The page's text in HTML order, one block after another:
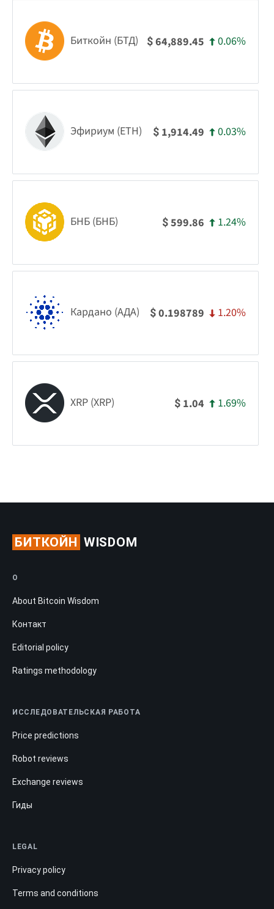
Биткойн (БТД) $64,889.45 0.06%
Эфириум (ETH) $ 1,914.49 0.03%
БНБ (БНБ) $599.86 1.24%
Кардано (АДА) $0.198789 1.20%
XRP (XRP) $ 1.04 1.69%
БИТКОЙН WISDOM
О
About Bitcoin Wisdom
Контакт
Editorial policy
Ratings methodology
ИССЛЕДОВАТЕЛЬСКАЯ РАБОТА
Price predictions
Robot reviews
Exchange reviews
Гиды
LEGAL
Privacy policy
Terms and conditions